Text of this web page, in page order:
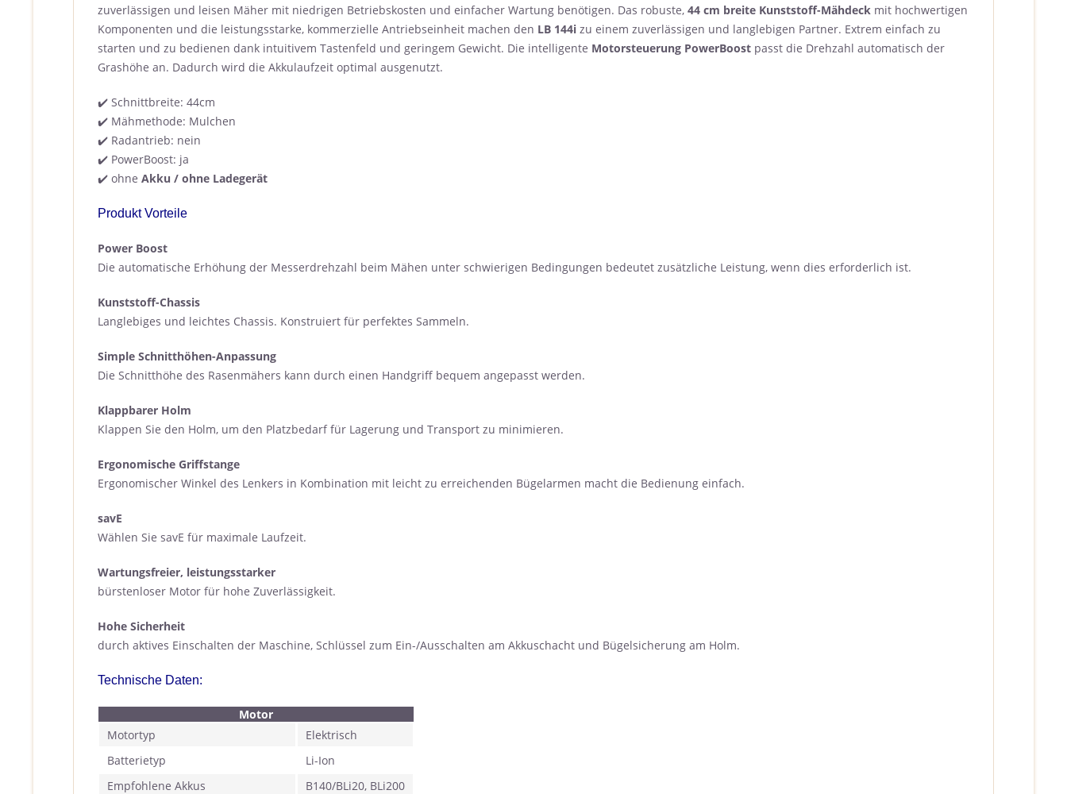
zuverlässigen und leisen Mäher mit niedrigen Betriebskosten und einfacher Wartung benötigen. Das robuste, 44 cm breite Kunststoff-Mähdeck mit hochwertigen
Komponenten und die leistungsstarke, kommerzielle Antriebseinheit machen den LB 144i zu einem zuverlässigen und langlebigen Partner. Extrem einfach zu
starten und zu bedienen dank intuitivem Tastenfeld und geringem Gewicht. Die intelligente Motorsteuerung PowerBoost passt die Drehzahl automatisch der
Grashöhe an. Dadurch wird die Akkulaufzeit optimal ausgenutzt.
✔️ Schnittbreite: 44cm
✔️ Mähmethode: Mulchen
✔️ Radantrieb: nein
✔️ PowerBoost: ja
✔️ ohne Akku / ohne Ladegerät
Produkt Vorteile
Power Boost
Die automatische Erhöhung der Messerdrehzahl beim Mähen unter schwierigen Bedingungen bedeutet zusätzliche Leistung, wenn dies erforderlich ist.
Kunststoff-Chassis
Langlebiges und leichtes Chassis. Konstruiert für perfektes Sammeln.
Simple Schnitthöhen-Anpassung
Die Schnitthöhe des Rasenmähers kann durch einen Handgriff bequem angepasst werden.
Klappbarer Holm
Klappen Sie den Holm, um den Platzbedarf für Lagerung und Transport zu minimieren.
Ergonomische Griffstange
Ergonomischer Winkel des Lenkers in Kombination mit leicht zu erreichenden Bügelarmen macht die Bedienung einfach.
savE
Wählen Sie savE für maximale Laufzeit.
Wartungsfreier, leistungsstarker
bürstenloser Motor für hohe Zuverlässigkeit.
Hohe Sicherheit
durch aktives Einschalten der Maschine, Schlüssel zum Ein-/Ausschalten am Akkuschacht und Bügelsicherung am Holm.
Technische Daten:
Motor
Motortyp
Elektrisch
Batterietyp
Li-Ion
Empfohlene Akkus
B140/BLi20, BLi200